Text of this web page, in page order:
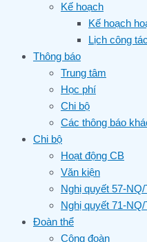
Kế hoạch
Kế hoạch
Lịch công
Thông báo
Trung tâm
Học phí
Chi bộ
Các thông báo
Chi bộ
Hoạt động CB
Văn kiện
Nghị quyết 57-
Nghị quyết 71-
Đoàn thể
Công đoàn